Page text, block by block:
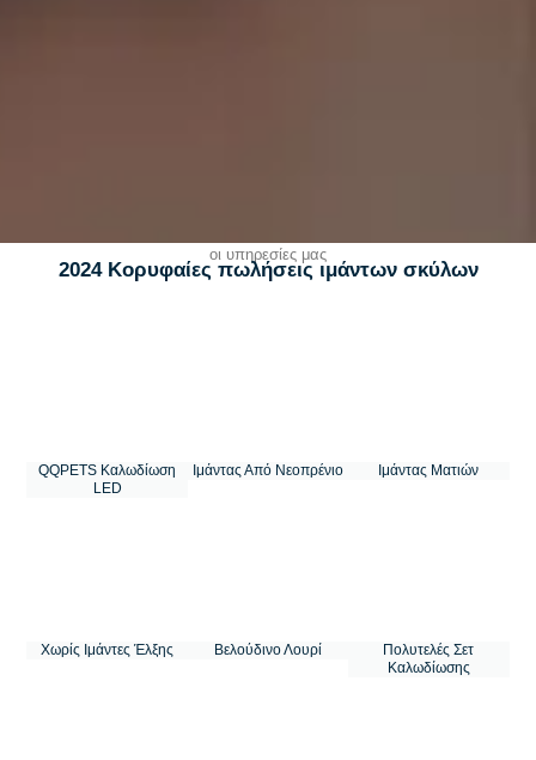
οι υπηρεσίες μας
2024 Κορυφαίες πωλήσεις ιμάντων σκύλων
QQPETS Καλωδίωση
LED
Ιμάντας Από Νεοπρένιο Ιμάντας Ματιών
Χωρίς Ιμάντες Έλξης Βελούδινο Λουρί
Πολυτελές Σετ
Καλωδίωσης